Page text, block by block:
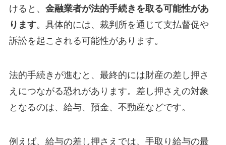
けると、 金融業者が法的手続きを取る可能性があ
ります。具体的には、裁判所を通じて支払督促や
訴訟を起こされる可能性があります。
法的手続きが進むと、最終的には財産の差し押さ
えにつながる恐れがあります。差し押さえの対象
となるのは、給与、預金、不動産などです。
例えば、給与の差し押さえでは、手取り給与の最